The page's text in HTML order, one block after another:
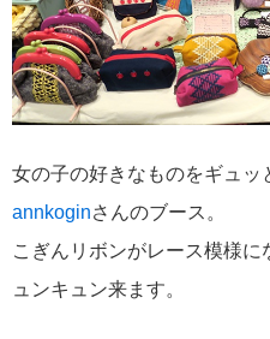
女の子の好きなものをギュッ
annkoginさんのブース。
こぎんリボンがレース模様
ュンキュン来ます。